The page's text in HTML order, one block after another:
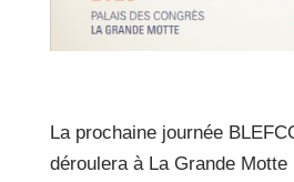
La prochaine journée
déroulera à La Grande